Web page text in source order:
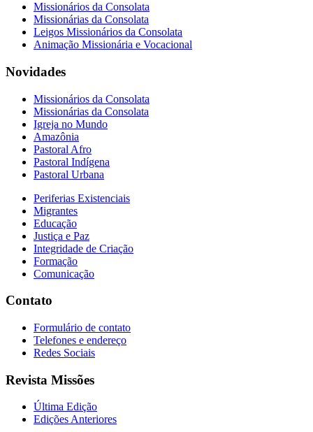
Missionários da Consolata
Missionárias da Consolata
Leigos Missionários da Consolata
Animação Missionária e Vocacional
Novidades
Missionários da Consolata
Missionárias da Consolata
Igreja no Mundo
Amazônia
Pastoral Afro
Pastoral Indígena
Pastoral Urbana
Periferias Existenciais
Migrantes
Educação
Justiça e Paz
Integridade de Criação
Formação
Comunicação
Contato
Formulário de contato
Telefones e endereço
Redes Sociais
Revista Missões
Última Edição
Edições Anteriores